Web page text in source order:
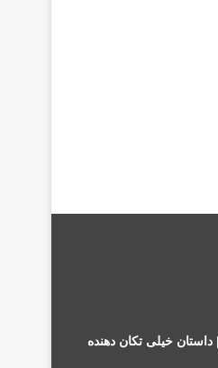
داستان خیلی تکان دهنده